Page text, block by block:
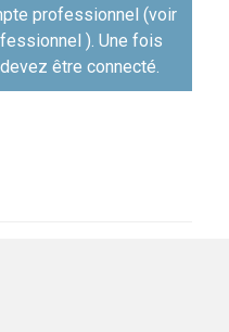
professionnel (voir
). Une fois
être connecté.